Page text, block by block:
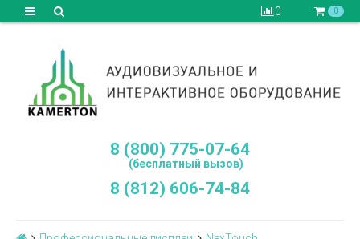
0 0
8 (800) 775-07-64
(бесплатный вызов)
8 (812) 606-74-84